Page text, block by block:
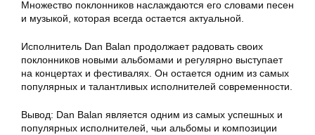
Множество поклонников наслаждаются его словами песен
и музыкой, которая всегда остается актуальной.
Исполнитель Dan Balan продолжает радовать своих
поклонников новыми альбомами и регулярно выступает
на концертах и фестивалях. Он остается одним из самых
популярных и талантливых исполнителей современности.
Вывод: Dan Balan является одним из самых успешных и
популярных исполнителей, чьи альбомы и композиции